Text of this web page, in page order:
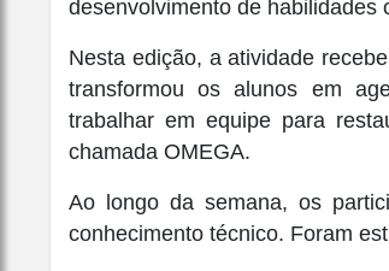
desenvolvimento de habilidades
Nesta edição, a atividade
transformou os alunos em
trabalhar em equipe para
chamada OMEGA.
Ao longo da semana, os
conhecimento técnico. Foram